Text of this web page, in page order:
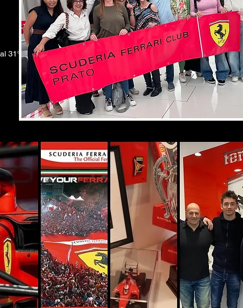
31° dicembre